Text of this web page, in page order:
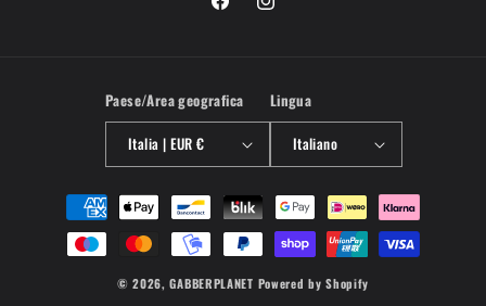
FacebookInstagram
Paese/Area geografica
Italia | EUR €
Lingua
Italiano
Metodi
pagamento
© 2026,GABBERPLANET Powered by Shopify